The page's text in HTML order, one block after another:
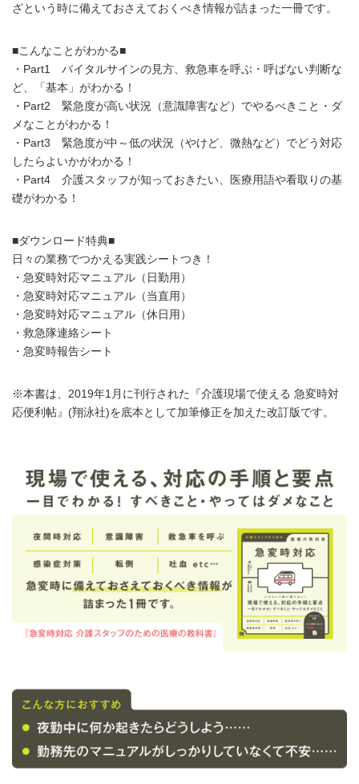
ざという時に備えておさえておくべき情報が詰まった一冊です。
■こんなことがわかる■
・Part1 バイタルサインの見方、救急車を呼ぶ・呼ばない判断な
ど、「基本」がわかる！
・Part2 緊急度が高い状況（意識障害など）でやるべきこと・ダ
メなことがわかる！
・Part3 緊急度が中～低の状況（やけど、微熱など）でどう対応
したらよいかがわかる！
・Part4 介護スタッフが知っておきたい、医療用語や看取りの基
礎がわかる！
■ダウンロード特典■
日々の業務でつかえる実践シートつき！
・急変時対応マニュアル（日勤用）
・急変時対応マニュアル（当直用）
・急変時対応マニュアル（休日用）
・救急隊連絡シート
・急変時報告シート
※本書は、2019年1月に刊行された『介護現場で使える 急変時対
応便利帖』(翔泳社)を底本として加筆修正を加えた改訂版です。